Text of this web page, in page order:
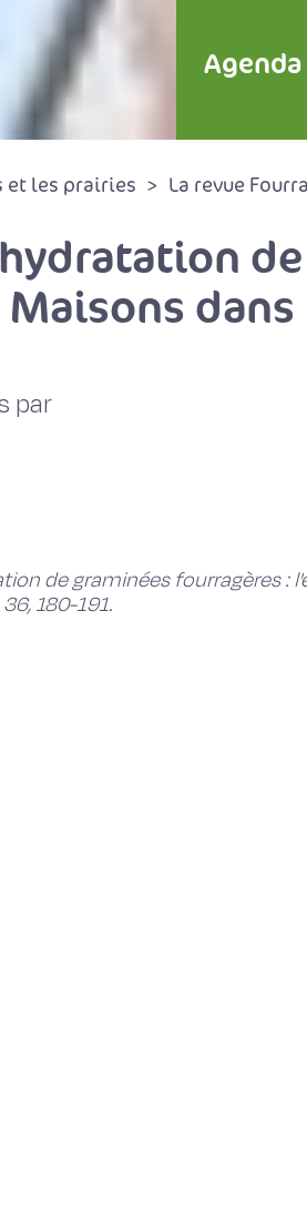
Agenda
et les prairies La revue
dans
par
de graminées fourragères :
180-191.